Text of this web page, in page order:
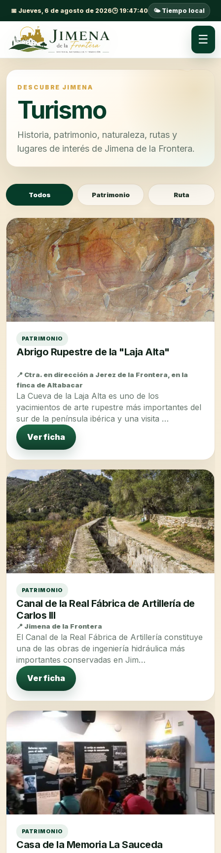
📅 Jueves, 6 de agosto de 2026🕒 19:47:42 🌤️ Tiempo local
☰
DESCUBRE JIMENA
Turismo
Historia, patrimonio, naturaleza, rutas y
lugares de interés de Jimena de la Frontera.
Todos Patrimonio Ruta
PATRIMONIO
Abrigo Rupestre de la "Laja Alta"
📍 Ctra. en dirección a Jerez de la Frontera, en la
finca de Altabacar
La Cueva de la Laja Alta es uno de los
yacimientos de arte rupestre más importantes del
sur de la península ibérica y una visita …
Ver ficha
PATRIMONIO
Canal de la Real Fábrica de Artillería de
Carlos III
📍 Jimena de la Frontera
El Canal de la Real Fábrica de Artillería constituye
una de las obras de ingeniería hidráulica más
importantes conservadas en Jim…
Ver ficha
PATRIMONIO
Casa de la Memoria La Sauceda